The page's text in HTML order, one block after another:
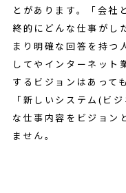
とがあります。「会社
終的にどんな仕事がし
まり明確な回答を持つ
してやインターネット
するビジョンはあって
「新しいシステム(ビ
な仕事内容をビジョン
ません。